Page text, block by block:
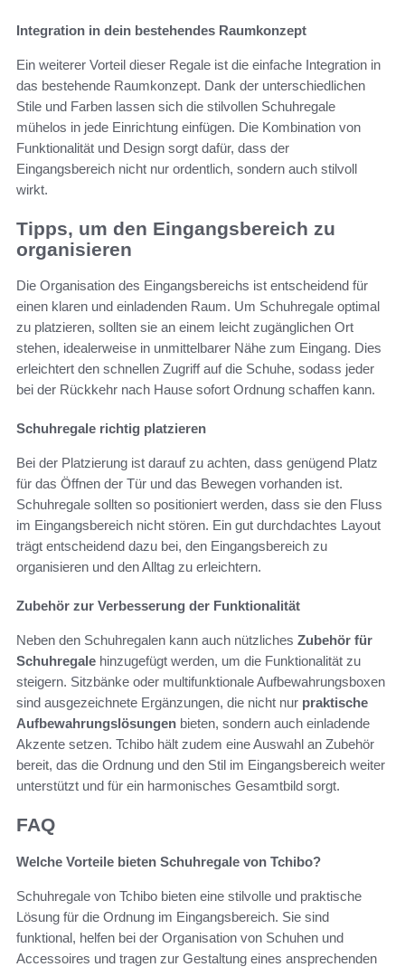
Integration in dein bestehendes Raumkonzept
Ein weiterer Vorteil dieser Regale ist die einfache Integration in
das bestehende Raumkonzept. Dank der unterschiedlichen
Stile und Farben lassen sich die stilvollen Schuhregale
mühelos in jede Einrichtung einfügen. Die Kombination von
Funktionalität und Design sorgt dafür, dass der
Eingangsbereich nicht nur ordentlich, sondern auch stilvoll
wirkt.
Tipps, um den Eingangsbereich zu
organisieren
Die Organisation des Eingangsbereichs ist entscheidend für
einen klaren und einladenden Raum. Um Schuhregale optimal
zu platzieren, sollten sie an einem leicht zugänglichen Ort
stehen, idealerweise in unmittelbarer Nähe zum Eingang. Dies
erleichtert den schnellen Zugriff auf die Schuhe, sodass jeder
bei der Rückkehr nach Hause sofort Ordnung schaffen kann.
Schuhregale richtig platzieren
Bei der Platzierung ist darauf zu achten, dass genügend Platz
für das Öffnen der Tür und das Bewegen vorhanden ist.
Schuhregale sollten so positioniert werden, dass sie den Fluss
im Eingangsbereich nicht stören. Ein gut durchdachtes Layout
trägt entscheidend dazu bei, den Eingangsbereich zu
organisieren und den Alltag zu erleichtern.
Zubehör zur Verbesserung der Funktionalität
Neben den Schuhregalen kann auch nützliches Zubehör für
Schuhregale hinzugefügt werden, um die Funktionalität zu
steigern. Sitzbänke oder multifunktionale Aufbewahrungsboxen
sind ausgezeichnete Ergänzungen, die nicht nur praktische
Aufbewahrungslösungen bieten, sondern auch einladende
Akzente setzen. Tchibo hält zudem eine Auswahl an Zubehör
bereit, das die Ordnung und den Stil im Eingangsbereich weiter
unterstützt und für ein harmonisches Gesamtbild sorgt.
FAQ
Welche Vorteile bieten Schuhregale von Tchibo?
Schuhregale von Tchibo bieten eine stilvolle und praktische
Lösung für die Ordnung im Eingangsbereich. Sie sind
funktional, helfen bei der Organisation von Schuhen und
Accessoires und tragen zur Gestaltung eines ansprechenden